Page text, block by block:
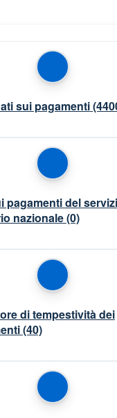
sui pagamenti
pagamenti del
nazionale(0)
di tempestività dei
(40)